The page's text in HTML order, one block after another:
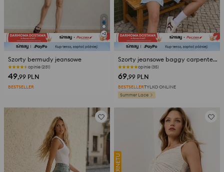
+2
Szorty bermudy jeansowe
opinie (231)
49,99 PLN
BESTSELLER
Szorty jeansowe baggy carpenter z brelokiem
opinie (35)
69,99 PLN
BESTSELLERTYLKO ONLINE
Summer Lace